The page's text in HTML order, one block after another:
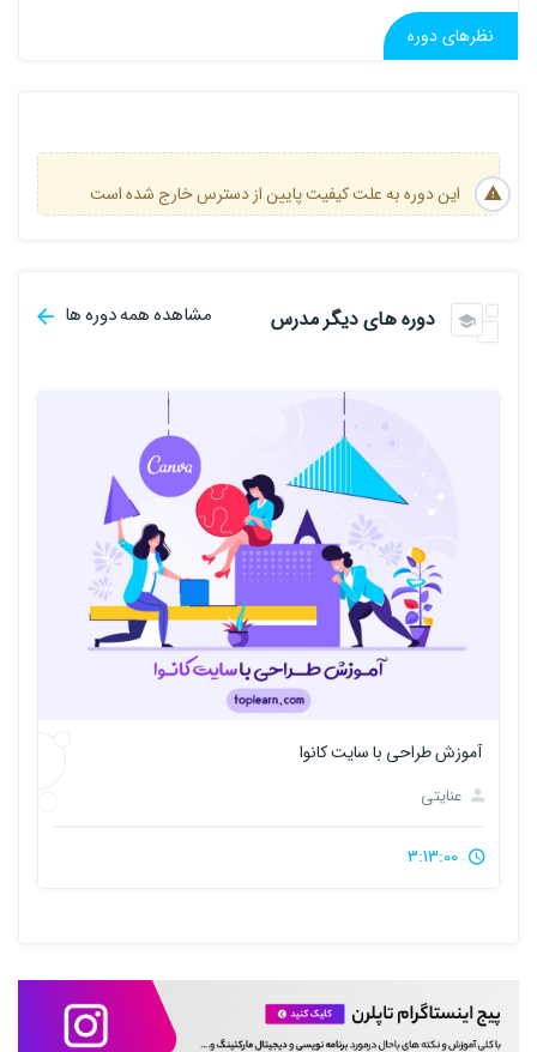
Flex Box
نظرهای دوره
این دوره به علت کیفیت پایین از دسترس خارج شده است
دوره های دیگر مدرس مشاهده همه دوره ها
آموزش طراحی با سایت کانوا
عنایتی